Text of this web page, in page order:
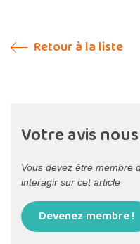
Retour à la liste
Votre avis
Vous devez être membre
interagir sur cet article
Devenez membre !